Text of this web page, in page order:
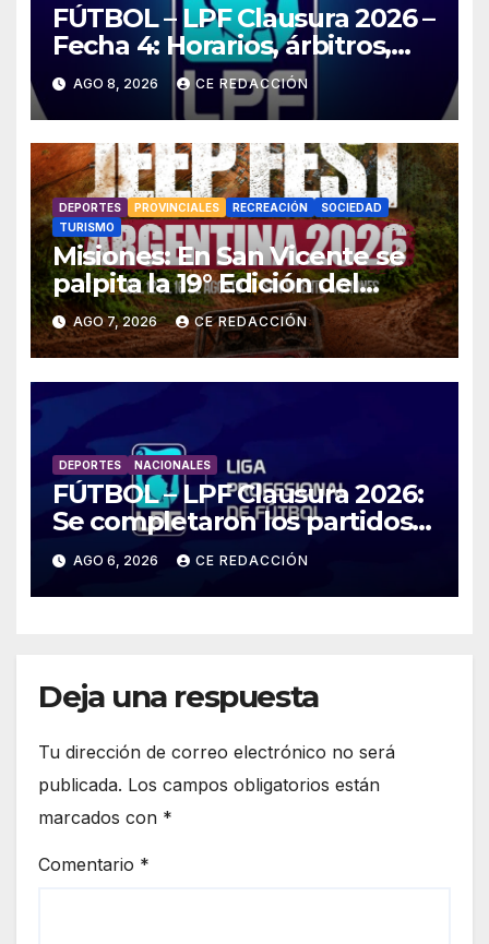
FÚTBOL – LPF Clausura 2026 –
Fecha 4: Horarios, árbitros,
TV, resultados –
ESTADÍSTICAS y detalles
AGO 8, 2026 CE REDACCIÓN
DEPORTES PROVINCIALES RECREACIÓN
SOCIEDAD
TURISMO
Misiones: En San Vicente se
palpita la 19° Edición del
«Jeep Fest» – Cronograma –
detalles
AGO 7, 2026 CE REDACCIÓN
DEPORTES NACIONALES
FÚTBOL – LPF Clausura 2026:
Se completaron los partidos
pendientes Fecha 2:
Boca/Estudiantes,
Tigre/Belgrano y Unión/Lanús
AGO 6, 2026 CE REDACCIÓN
Deja una respuesta
Tu dirección de correo electrónico no será
publicada. Los campos obligatorios están
marcados con *
Comentario *